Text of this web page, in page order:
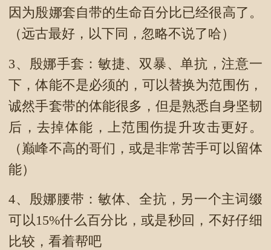
因为殷娜套自带的生命百分比已经很高了。
（远古最好，以下同，忽略不说了哈）
3、殷娜手套：敏捷、双暴、单抗，注意一
下，体能不是必须的，可以替换为范围伤，
诚然手套带的体能很多，但是熟悉自身坚韧
后，去掉体能，上范围伤提升攻击更好。
（巅峰不高的哥们，或是非常苦手可以留体
能）
4、殷娜腰带：敏体、全抗，另一个主词缀
可以15%什么百分比，或是秒回，不好仔细
比较，看着帮吧